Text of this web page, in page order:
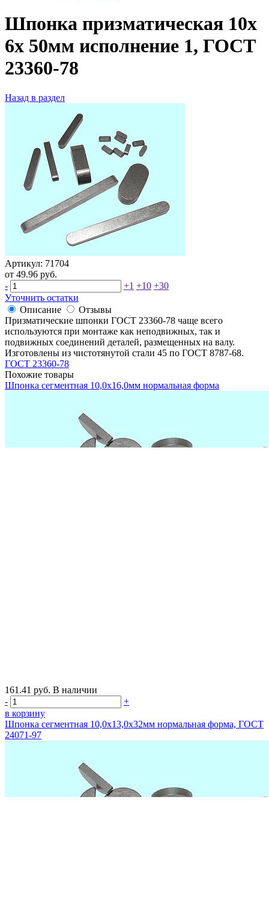
Шпонка призматическая 10х
6х 50мм исполнение 1, ГОСТ
23360-78
Назад в раздел
Артикул: 71704
от 49.96 руб.
-
+1 +10 +30
Уточнить остатки
Описание
Отзывы
Призматические шпонки ГОСТ 23360-78 чаще всего
используются при монтаже как неподвижных, так и
подвижных соединений деталей, размещенных на валу.
Изготовлены из чистотянутой стали 45 по ГОСТ 8787-68.
ГОСТ 23360-78
Похожие товары
Шпонка сегментная 10,0х16,0мм нормальная форма
161.41 руб. В наличии
-
+
в корзину
Шпонка сегментная 10,0х13,0х32мм нормальная форма, ГОСТ
24071-97